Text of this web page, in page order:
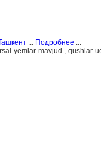
... Подробнее ...
yemlar mavjud , qushlar